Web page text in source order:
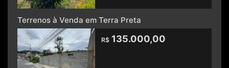
Terrenos à Venda em Terra Preta
R$ 135.000,00